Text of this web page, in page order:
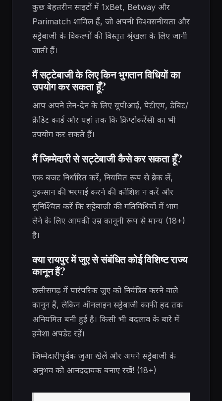
कुछ बेहतरीन साइटों में 1xBet, Betway और
Parimatch शामिल हैं, जो अपनी विश्वसनीयता और
सट्टेबाजी के विकल्पों की विस्तृत श्रृंखला के लिए जानी
जाती हैं।
मैं सट्टेबाजी के लिए किन भुगतान विधियों का
उपयोग कर सकता हूँ?
आप अपने लेन-देन के लिए यूपीआई, पेटीएम, डेबिट/
क्रेडिट कार्ड और यहां तक ​​कि क्रिप्टोकरेंसी का भी
उपयोग कर सकते हैं।
मैं जिम्मेदारी से सट्टेबाजी कैसे कर सकता हूँ?
एक बजट निर्धारित करें, नियमित रूप से ब्रेक लें,
नुकसान की भरपाई करने की कोशिश न करें और
सुनिश्चित करें कि सट्टेबाजी की गतिविधियों में भाग
लेने के लिए आपकी उम्र कानूनी रूप से मान्य (18+)
है।
क्या रायपुर में जुए से संबंधित कोई विशिष्ट राज्य
कानून हैं?
छत्तीसगढ़ में पारंपरिक जुए को नियंत्रित करने वाले
कानून हैं, लेकिन ऑनलाइन सट्टेबाजी काफी हद तक
अनियमित बनी हुई है। किसी भी बदलाव के बारे में
हमेशा अपडेट रहें।
जिम्मेदारीपूर्वक जुआ खेलें और अपने सट्टेबाजी के
अनुभव को आनंददायक बनाए रखें! (18+)